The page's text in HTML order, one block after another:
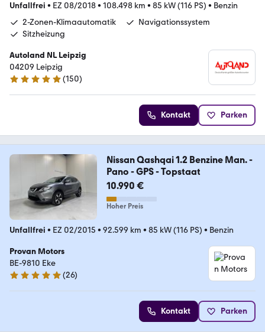
Unfallfrei • EZ 08/2018• 108.498 km • 85 kW (116 PS) • Benzin
2-Zonen-Klimaautomatik
Navigationssystem
Sitzheizung
Autoland NL Leipzig
04209 Leipzig
4.8 Sterne
(150)
Kontakt Parken
Nissan Qashqai 1.2 Benzine Man. -
Pano - GPS - Topstaat
10.990 €
Hoher Preis
Unfallfrei • EZ 02/2015 • 92.599 km • 85 kW (116 PS) • Benzin
Provan Motors
BE-9810 Eke
5 Sterne
(26)
Kontakt Parken